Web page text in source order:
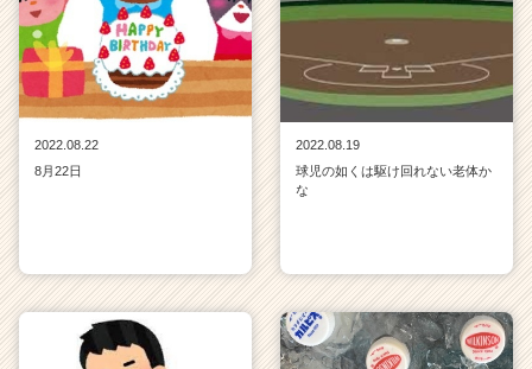
2022.08.22
8月22日
2022.08.19
球児の如くは駆け回れない老体か
な